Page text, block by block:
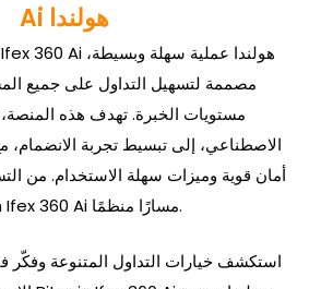
Ai هولندا
مصممة لتسهيل التداول على جميع
مستويات الخبرة. تهدف هذه المنصة،
الاصطناعي، إلى تبسيط تجربة الانضمام،
أمان قوية وميزات سهلة الاستخدام. من
Bitcoin Ifex 360 Ai مسارًا منظمًا.
استكشف خيارات التداول المتنوعة وفكّر